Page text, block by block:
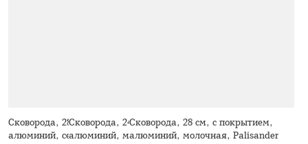
Сковорода, 28 см, с покрытием,
алюминий, серо-черная, Robust
Сковорода, 24 см, с покрытием,
алюминий, молочная, Palisander
Сковорода, 28 см, с покрытием,
алюминий, молочная, Palisander